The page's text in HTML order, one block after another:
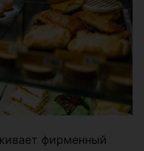
фирменный